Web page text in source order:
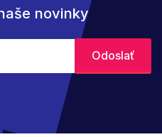
novinky